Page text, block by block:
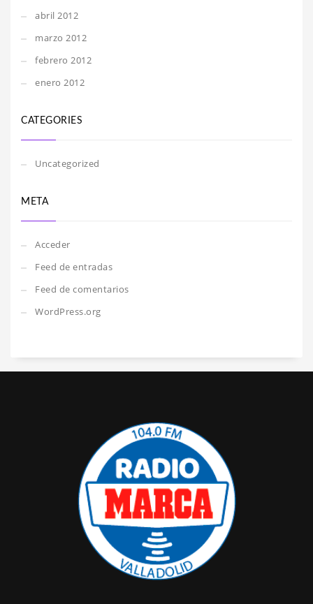
abril 2012
marzo 2012
febrero 2012
enero 2012
CATEGORIES
Uncategorized
META
Acceder
Feed de entradas
Feed de comentarios
WordPress.org